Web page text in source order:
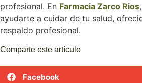
profesional. En Farmacia Zarco Rios
ayudarte a cuidar de tu salud,
respaldo profesional.
Comparte este artículo
Facebook